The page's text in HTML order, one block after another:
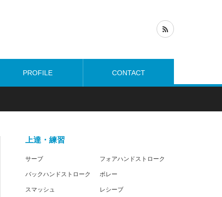
PROFILE CONTACT
上達・練習
サーブ
バックハンドストローク
スマッシュ
フォアハンドストローク
ボレー
レシーブ